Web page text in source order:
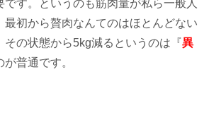
です。というのも筋肉量が私ら一般人
最初から贅肉なんてのはほとんどない
その状態から5kg減るというのは『異
が普通です。